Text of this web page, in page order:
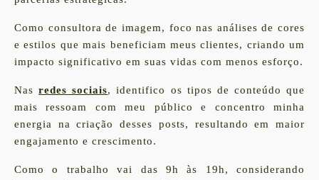
Como consultora de imagem, foco nas análises de cores
e estilos que mais beneficiam meus clientes, criando um
impacto significativo em suas vidas com menos esforço.
Nasredes sociais, identifico os tipos de conteúdo que
mais ressoam com meu público e concentro minha
energia na criação desses posts, resultando em maior
engajamento e crescimento.
Como o trabalho vai das 9h às 19h, considerando